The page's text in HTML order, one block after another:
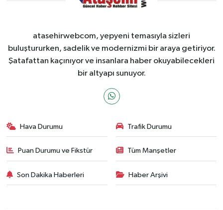
atasehirwebcom, yepyeni temasıyla sizleri
buluştururken, sadelik ve modernizmi bir araya getiriyor.
Şatafattan kaçınıyor ve insanlara haber okuyabilecekleri
bir altyapı sunuyor.
Hava Durumu Trafik Durumu
Puan Durumu ve Fikstür Tüm Manşetler
Son Dakika Haberleri Haber Arşivi